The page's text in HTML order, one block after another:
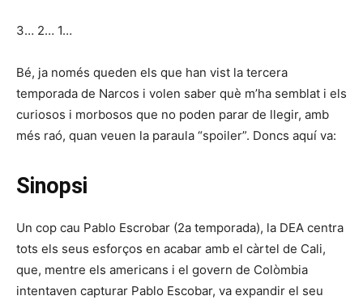
3… 2… 1…
Bé, ja només queden els que han vist la tercera
temporada de Narcos i volen saber què m’ha semblat i els
curiosos i morbosos que no poden parar de llegir, amb
més raó, quan veuen la paraula “spoiler”. Doncs aquí va:
Sinopsi
Un cop cau Pablo Escrobar (2a temporada), la DEA centra
tots els seus esforços en acabar amb el càrtel de Cali,
que, mentre els americans i el govern de Colòmbia
intentaven capturar Pablo Escobar, va expandir el seu